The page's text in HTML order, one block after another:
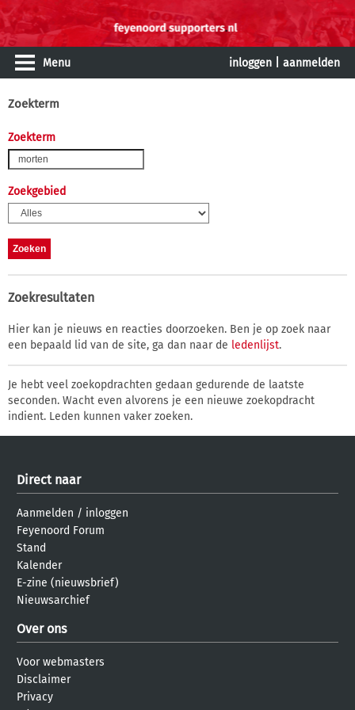
Menu inloggen aanmelden
Zoekterm
Zoekterm
Zoekgebied
Zoekresultaten
Hier kan je nieuws en reacties doorzoeken. Ben je op zoek naar
een bepaald lid van de site, ga dan naar de ledenlijst.
Je hebt veel zoekopdrachten gedaan gedurende de laatste
seconden. Wacht even alvorens je een nieuwe zoekopdracht
indient. Leden kunnen vaker zoeken.
Direct naar
Aanmelden / inloggen
Feyenoord Forum
Stand
Kalender
E-zine (nieuwsbrief)
Nieuwsarchief
Over ons
Voor webmasters
Disclaimer
Privacy